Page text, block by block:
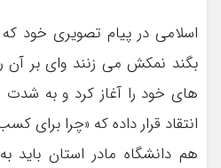
اسلامی در پیام تصویری خود
بگند نمکش می زنند وای بر
های خود را آغاز کرد و به شدت
انتقاد قرار داده که «چرا برای
هم دانشگاه مادر استان باید